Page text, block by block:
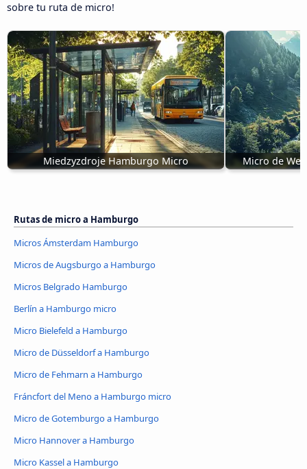
sobre tu ruta de micro!
Miedzyzdroje Hamburgo Micro Micro de
Rutas de micro a Hamburgo
Micros Ámsterdam Hamburgo
Micros de Augsburgo a Hamburgo
Micros Belgrado Hamburgo
Berlín a Hamburgo micro
Micro Bielefeld a Hamburgo
Micro de Düsseldorf a Hamburgo
Micro de Fehmarn a Hamburgo
Fráncfort del Meno a Hamburgo micro
Micro de Gotemburgo a Hamburgo
Micro Hannover a Hamburgo
Micro Kassel a Hamburgo